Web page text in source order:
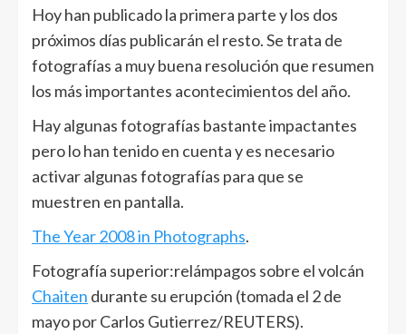
Hoy han publicado la primera parte y los dos
próximos días publicarán el resto. Se trata de
fotografías a muy buena resolución que resumen
los más importantes acontecimientos del año.
Hay algunas fotografías bastante impactantes
pero lo han tenido en cuenta y es necesario
activar algunas fotografías para que se
muestren en pantalla.
The Year 2008 in Photographs.
Fotografía superior:relámpagos sobre el volcán
Chaiten durante su erupción (tomada el 2 de
mayo por Carlos Gutierrez/REUTERS).